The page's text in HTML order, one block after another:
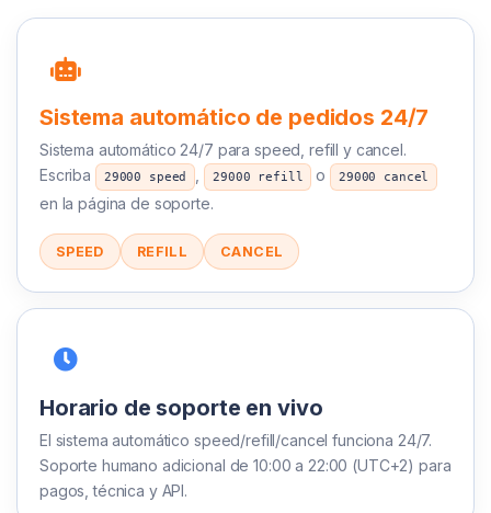
Sistema automático de pedidos 24/7
Sistema automático 24/7 para speed, refill y cancel.
Escriba
29000 speed 29000 refill o 29000 cancel
en la página de soporte.
SPEED REFILL CANCEL
Horario de soporte en vivo
El sistema automático speed/refill/cancel funciona 24/7.
Soporte humano adicional de 10:00 a 22:00 (UTC+2) para
pagos, técnica y API.